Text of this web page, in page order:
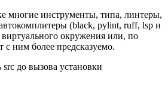
многие инструменты, типа, линтеры,
(black, pylint, ruff, lsp и
окружения или, по
с ним более предсказуемо.
src до вызова установки